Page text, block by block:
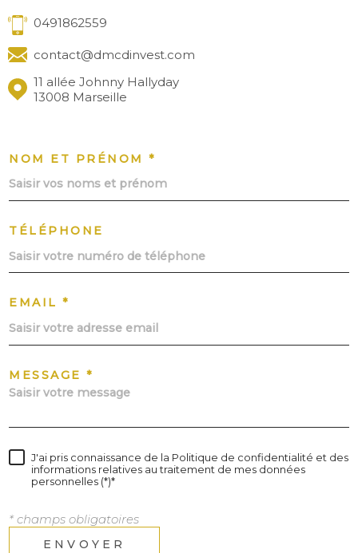
0491862559
contact@dmcdinvest.com
11 allée Johnny Hallyday
13008 Marseille
NOM ET PRÉNOM *
TÉLÉPHONE
EMAIL *
MESSAGE *
J'ai pris connaissance de la Politique de confidentialité et des
informations relatives au traitement de mes données
personnelles (*)*
* champs obligatoires
ENVOYER